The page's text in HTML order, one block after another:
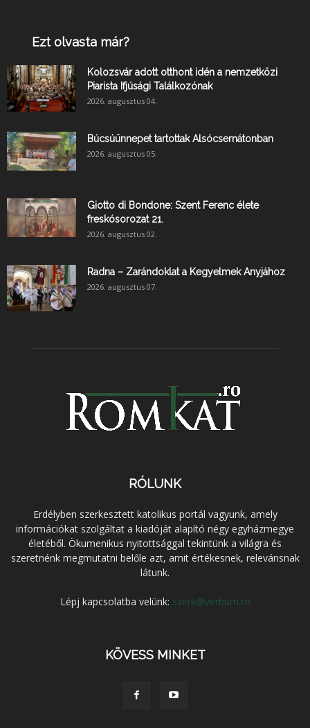
Ezt olvasta már?
Kolozsvár adott otthont idén a nemzetközi
Piarista Ifjúsági Találkozónak
2026. augusztus 04.
Búcsúünnepet tartottak Alsócsernátonban
2026. augusztus 05.
Giotto di Bondone: Szent Ferenc élete
freskósorozat 21.
2026. augusztus 02.
Radna – Zarándoklat a Kegyelmek Anyjához
2026. augusztus 07.
RÓLUNK
Erdélyben szerkesztett katolikus portál vagyunk, amely
információkat szolgáltat a kiadóját alapító négy egyházmegye
életéből. Ökumenikus nyitottsággal tekintünk a világra és
szeretnénk megmutatni belőle azt, amit értékesnek, relevánsnak
látunk.
Lépj kapcsolatba velünk: szerk@verbum.ro
KÖVESS MINKET